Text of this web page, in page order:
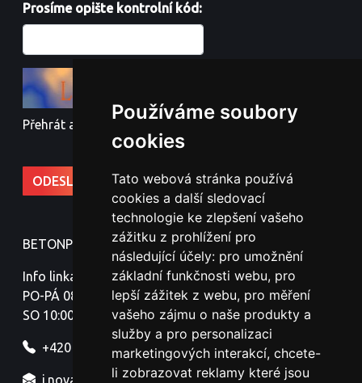
Používáme soubory
cookies
Tato webová stránka používá
cookies a další sledovací
technologie ke zlepšení vašeho
zážitku z prohlížení pro
následující účely: pro umožnění
základní funkčnosti webu, pro
lepší zážitek z webu, pro měření
vašeho zájmu o naše produkty a
služby a pro personalizaci
marketingových interakcí, chcete-
li zobrazovat reklamy které jsou
Prosíme opište kontrolní kód:
Přehrát audio kód
BETONPLOTY - Jindřich Nováček
Info linka:
PO-PÁ 08:00-18:00
SO 10:00-16:00
+420 777 329 316
j.novacek@betonoveplotyznojmo.cz